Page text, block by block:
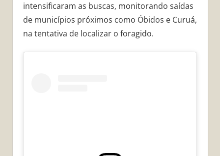
intensificaram as buscas, monitorando saídas
de municípios próximos como Óbidos e Curuá,
na tentativa de localizar o foragido.